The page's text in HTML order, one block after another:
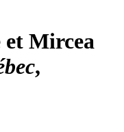
et Mircea
,